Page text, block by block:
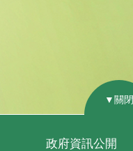
▼關閉
政府資訊公開